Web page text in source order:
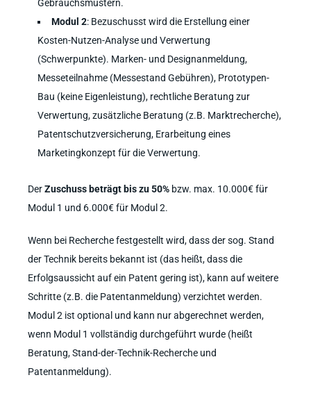
Gebrauchsmustern.
Modul 2: Bezuschusst wird die Erstellung einer
Kosten-Nutzen-Analyse und Verwertung
(Schwerpunkte). Marken- und Designanmeldung,
Messeteilnahme (Messestand Gebühren), Prototypen-
Bau (keine Eigenleistung), rechtliche Beratung zur
Verwertung, zusätzliche Beratung (z.B. Marktrecherche),
Patentschutzversicherung, Erarbeitung eines
Marketingkonzept für die Verwertung.
DerZuschuss beträgt bis zu 50% bzw. max. 10.000€ für
Modul 1 und 6.000€ für Modul 2.
Wenn bei Recherche festgestellt wird, dass der sog. Stand
der Technik bereits bekannt ist (das heißt, dass die
Erfolgsaussicht auf ein Patent gering ist), kann auf weitere
Schritte (z.B. die Patentanmeldung) verzichtet werden.
Modul 2 ist optional und kann nur abgerechnet werden,
wenn Modul 1 vollständig durchgeführt wurde (heißt
Beratung, Stand-der-Technik-Recherche und
Patentanmeldung).